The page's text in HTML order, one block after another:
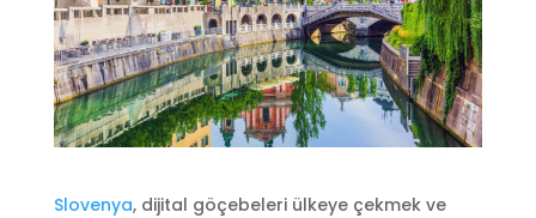
Slovenya, dijital göçebeleri ülkeye çekmek ve